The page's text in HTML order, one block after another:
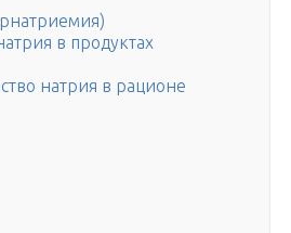
в продуктах
натрия в рационе